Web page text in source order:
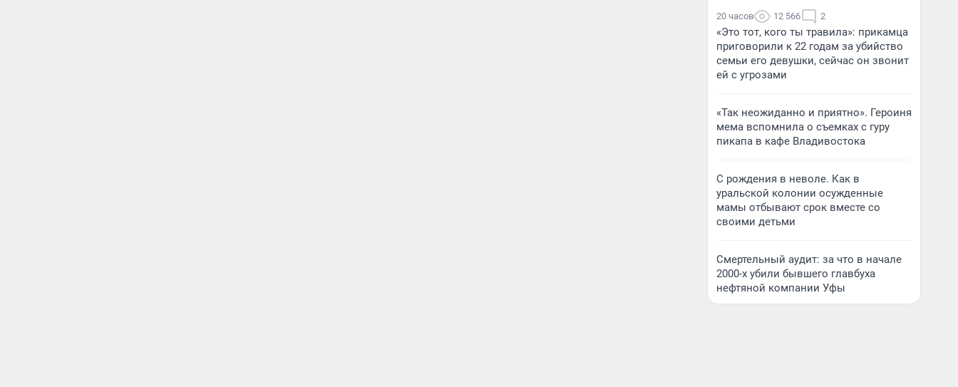
20 часов 12 566 2
«Это тот, кого ты травила»: прикамца
приговорили к 22 годам за убийство
семьи его девушки, сейчас он звонит
ей с угрозами
«Так неожиданно и приятно». Героиня
мема вспомнила о съемках с гуру
пикапа в кафе Владивостока
С рождения в неволе. Как в
уральской колонии осужденные
мамы отбывают срок вместе со
своими детьми
Смертельный аудит: за что в начале
2000-х убили бывшего главбуха
нефтяной компании Уфы